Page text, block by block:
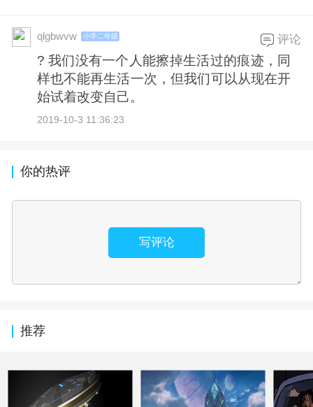
qlgbwvw 小学二年级
? 我们没有一个人能擦掉生活过的痕迹，同
样也不能再生活一次，但我们可以从现在开
始试着改变自己。
2019-10-3 11:36:23
评论
你的热评
写评论
推荐